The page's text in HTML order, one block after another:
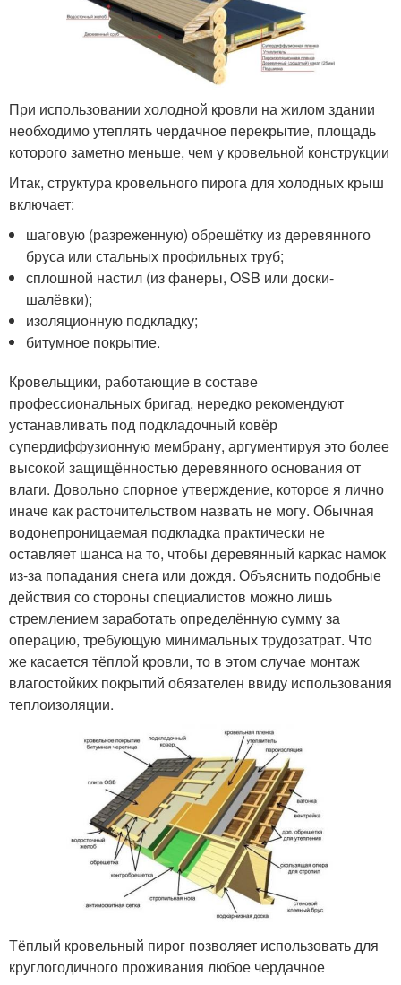
При использовании холодной кровли на жилом здании
необходимо утеплять чердачное перекрытие, площадь
которого заметно меньше, чем у кровельной конструкции
Итак, структура кровельного пирога для холодных крыш
включает:
шаговую (разреженную) обрешётку из деревянного
бруса или стальных профильных труб;
сплошной настил (из фанеры, OSB или доски-
шалёвки);
изоляционную подкладку;
битумное покрытие.
Кровельщики, работающие в составе
профессиональных бригад, нередко рекомендуют
устанавливать под подкладочный ковёр
супердиффузионную мембрану, аргументируя это более
высокой защищённостью деревянного основания от
влаги. Довольно спорное утверждение, которое я лично
иначе как расточительством назвать не могу. Обычная
водонепроницаемая подкладка практически не
оставляет шанса на то, чтобы деревянный каркас намок
из-за попадания снега или дождя. Объяснить подобные
действия со стороны специалистов можно лишь
стремлением заработать определённую сумму за
операцию, требующую минимальных трудозатрат. Что
же касается тёплой кровли, то в этом случае монтаж
влагостойких покрытий обязателен ввиду использования
теплоизоляции.
Тёплый кровельный пирог позволяет использовать для
круглогодичного проживания любое чердачное